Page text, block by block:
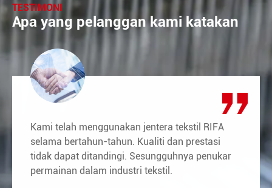
TESTIMONI
Apa yang pelanggan kami katakan
Kami telah menggunakan jentera tekstil RIFA
selama bertahun-tahun. Kualiti dan prestasi
tidak dapat ditandingi. Sesungguhnya penukar
permainan dalam industri tekstil.